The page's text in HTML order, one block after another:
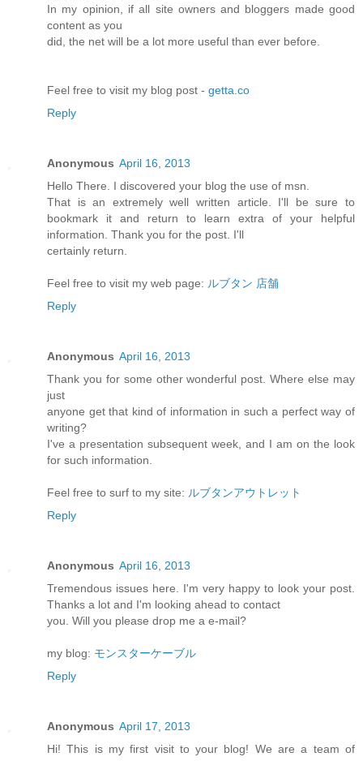
In my opinion, if all site owners and bloggers made good
content as you
did, the net will be a lot more useful than ever before.
Feel free to visit my blog post - getta.co
Reply
Anonymous April 16, 2013
Hello There. I discovered your blog the use of msn.
That is an extremely well written article. I'll be sure to
bookmark it and return to learn extra of your helpful
information. Thank you for the post. I'll
certainly return.
Feel free to visit my web page: ルブタン 店舗
Reply
Anonymous April 16, 2013
Thank you for some other wonderful post. Where else may
just
anyone get that kind of information in such a perfect way of
writing?
I've a presentation subsequent week, and I am on the look
for such information.
Feel free to surf to my site: ルブタンアウトレット
Reply
Anonymous April 16, 2013
Tremendous issues here. I'm very happy to look your post.
Thanks a lot and I'm looking ahead to contact
you. Will you please drop me a e-mail?
my blog: モンスターケーブル
Reply
Anonymous April 17, 2013
Hi! This is my first visit to your blog! We are a team of